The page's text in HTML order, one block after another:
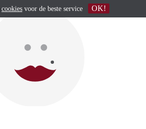
cookies voor de beste service OK!